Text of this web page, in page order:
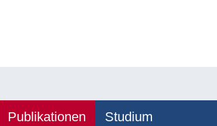
Publikationen Studium